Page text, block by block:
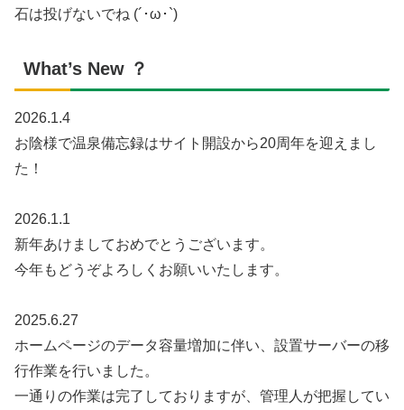
石は投げないでね (´･ω･`)
What’s New ？
2026.1.4
お陰様で温泉備忘録はサイト開設から20周年を迎えまし
た！
2026.1.1
新年あけましておめでとうございます。
今年もどうぞよろしくお願いいたします。
2025.6.27
ホームページのデータ容量増加に伴い、設置サーバーの移
行作業を行いました。
一通りの作業は完了しておりますが、管理人が把握してい